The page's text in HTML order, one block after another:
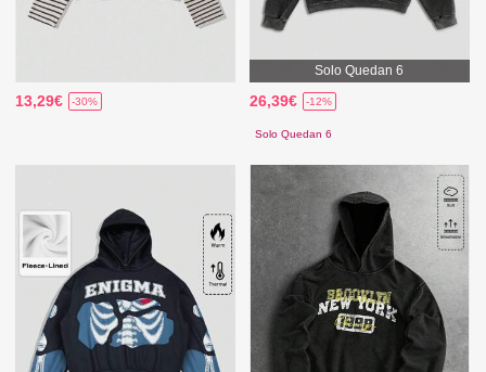
13,29€ -30%
Solo Quedan 6
26,39€ -12%
Solo Quedan 6